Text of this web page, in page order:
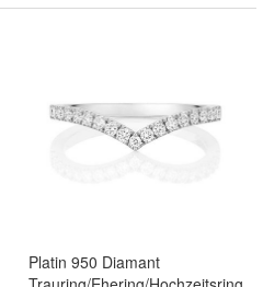
Platin 950 Diamant